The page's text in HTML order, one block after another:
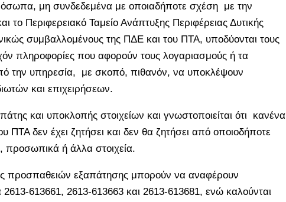
μη συνδεδεμένα με οποιαδήποτε σχέση με την
το Περιφερειακό Ταμείο Ανάπτυξης Περιφέρειας Δυτικής
συμβαλλομένους της ΠΔΕ και του ΠΤΑ, υποδύονται τους
πληροφορίες που αφορούν τους λογαριασμούς ή τα
την υπηρεσία, με σκοπό, πιθανόν, να υποκλέψουν
και επιχειρήσεων.
και υποκλοπής στοιχείων και γνωστοποιείται ότι κανένα
ΠΤΑ δεν έχει ζητήσει και δεν θα ζητήσει από οποιοδήποτε
ή άλλα στοιχεία.
προσπαθειών εξαπάτησης μπορούν να αναφέρουν
613661, 2613-613663 και 2613-613681, ενώ καλούνται